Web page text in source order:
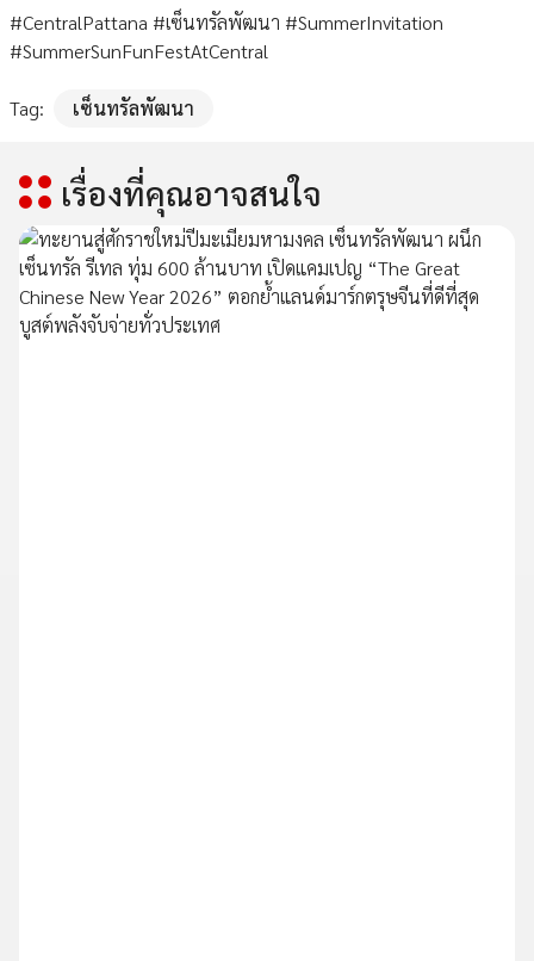
#CentralPattana #เซ็นทรัลพัฒนา #SummerInvitation
#SummerSunFunFestAtCentral
Tag: เซ็นทรัลพัฒนา
เรื่องที่คุณอาจสนใจ